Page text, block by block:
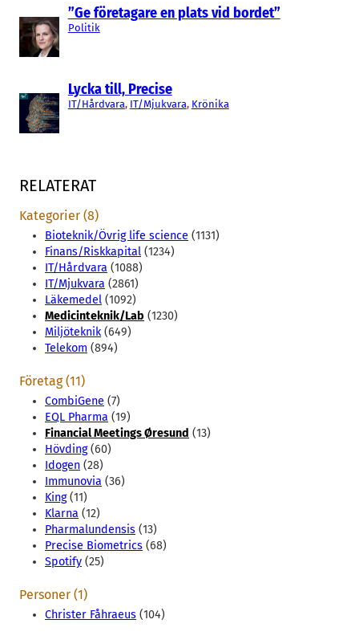
”Ge företagare en plats vid bordet”
Politik
Lycka till, Precise
IT/Hårdvara, IT/Mjukvara, Krönika
RELATERAT
Kategorier (8)
Bioteknik/Övrig life science (1131)
Finans/Riskkapital (1234)
IT/Hårdvara (1088)
IT/Mjukvara (2861)
Läkemedel (1092)
Medicinteknik/Lab (1230)
Miljöteknik(649)
Telekom (894)
Företag (11)
CombiGene (7)
EQL Pharma (19)
Financial Meetings Øresund (13)
Hövding(60)
Idogen (28)
Immunovia (36)
King(11)
Klarna (12)
Pharmalundensis (13)
Precise Biometrics (68)
Spotify (25)
Personer (1)
Christer Fåhraeus (104)